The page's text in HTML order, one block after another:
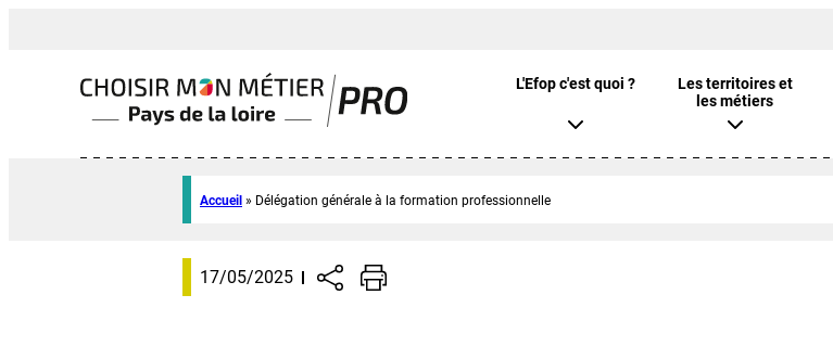
L'Efop c'est quoi ?
Les territoires et
les métiers
Accueil » Délégation générale à la formation professionnelle
17/05/2025